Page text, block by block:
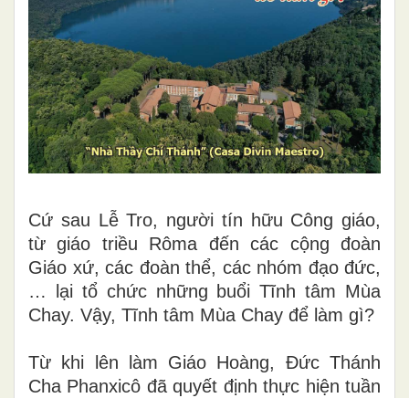
Cứ sau Lễ Tro, người tín hữu Công giáo,
từ giáo triều Rôma đến các cộng đoàn
Giáo xứ, các đoàn thể, các nhóm đạo đức,
… lại tổ chức những buổi Tĩnh tâm Mùa
Chay. Vậy, Tĩnh tâm Mùa Chay để làm gì?
Từ khi lên làm Giáo Hoàng, Đức Thánh
Cha Phanxicô đã quyết định thực hiện tuần